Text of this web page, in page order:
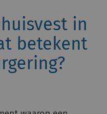
in
betekent